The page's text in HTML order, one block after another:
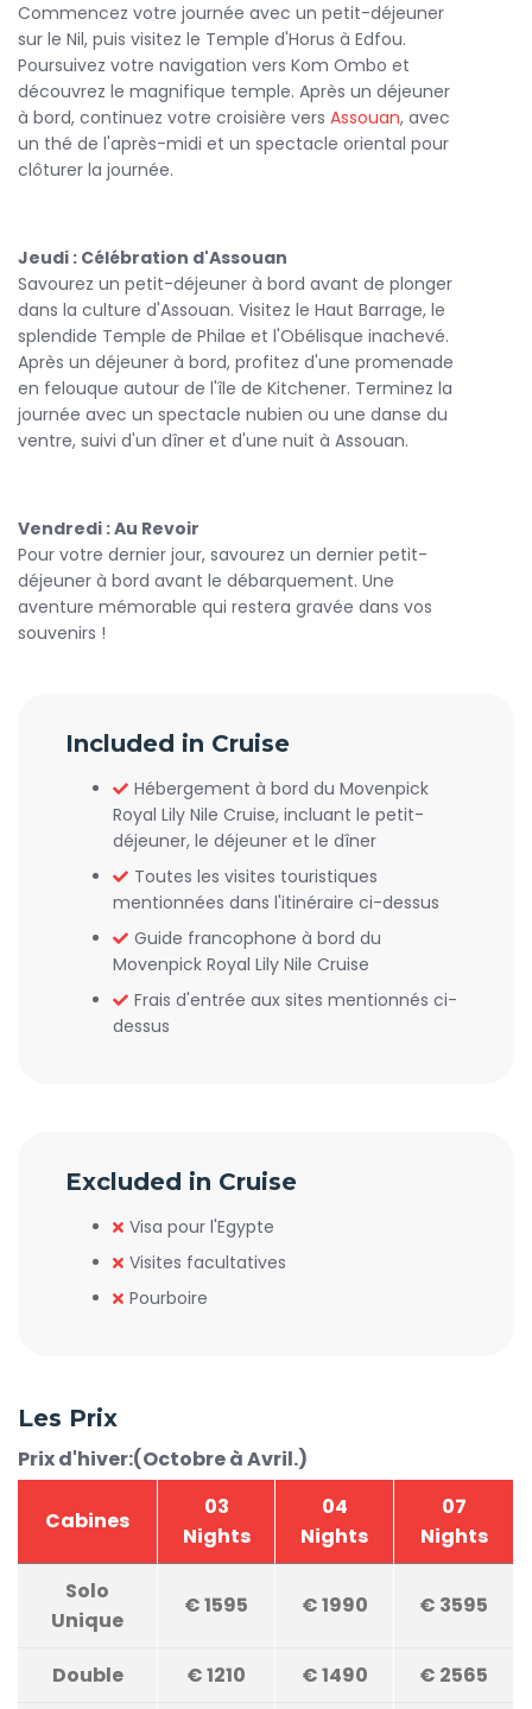
Commencez votre journée avec un petit-déjeuner
sur le Nil, puis visitez le Temple d'Horus à Edfou.
Poursuivez votre navigation vers Kom Ombo et
découvrez le magnifique temple. Après un déjeuner
à bord, continuez votre croisière vers Assouan, avec
un thé de l'après-midi et un spectacle oriental pour
clôturer la journée.
Jeudi : Célébration d'Assouan
Savourez un petit-déjeuner à bord avant de plonger
dans la culture d'Assouan. Visitez le Haut Barrage, le
splendide Temple de Philae et l'Obélisque inachevé.
Après un déjeuner à bord, profitez d'une promenade
en felouque autour de l'île de Kitchener. Terminez la
journée avec un spectacle nubien ou une danse du
ventre, suivi d'un dîner et d'une nuit à Assouan.
Vendredi : Au Revoir
Pour votre dernier jour, savourez un dernier petit-
déjeuner à bord avant le débarquement. Une
aventure mémorable qui restera gravée dans vos
souvenirs !
Included in Cruise
Hébergement à bord du Movenpick
Royal Lily Nile Cruise, incluant le petit-
déjeuner, le déjeuner et le dîner
Toutes les visites touristiques
mentionnées dans l'itinéraire ci-dessus
Guide francophone à bord du
Movenpick Royal Lily Nile Cruise
Frais d'entrée aux sites mentionnés ci-
dessus
Excluded in Cruise
Visa pour l'Egypte
Visites facultatives
Pourboire
Les Prix
Prix d'hiver:(Octobre à Avril.)
Cabines
03
Nights
04
Nights
07
Nights
Solo
Unique
€1595 €1990 € 3595
Double €1210 €1490 € 2565